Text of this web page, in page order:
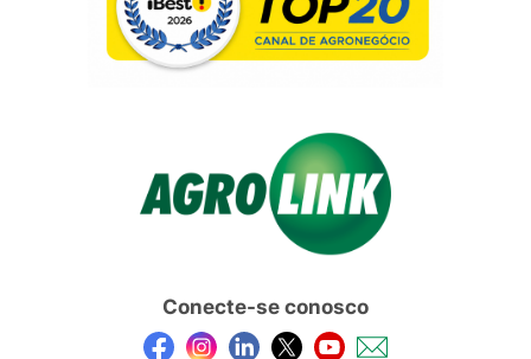
Conecte-se conosco